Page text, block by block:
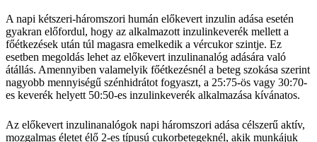
A napi kétszeri-háromszori humán előkevert inzulin adása esetén
gyakran előfordul, hogy az alkalmazott inzulinkeverék mellett a
főétkezések után túl magasra emelkedik a vércukor szintje. Ez
esetben megoldás lehet az előkevert inzulinanalóg adására való
átállás. Amennyiben valamelyik főétkezésnél a beteg szokása szerint
nagyobb mennyiségű szénhidrátot fogyaszt, a 25:75-ös vagy 30:70-
es keverék helyett 50:50-es inzulinkeverék alkalmazása kívánatos.
Az előkevert inzulinanalógok napi háromszori adása célszerű aktív,
mozgalmas életet élő 2-es típusú cukorbetegeknél, akik munkájuk